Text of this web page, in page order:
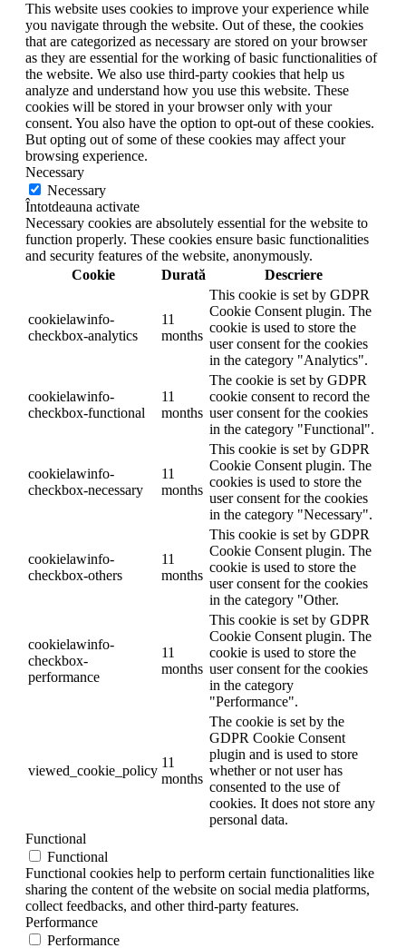
This website uses cookies to improve your experience while
you navigate through the website. Out of these, the cookies
that are categorized as necessary are stored on your browser
as they are essential for the working of basic functionalities of
the website. We also use third-party cookies that help us
analyze and understand how you use this website. These
cookies will be stored in your browser only with your
consent. You also have the option to opt-out of these cookies.
But opting out of some of these cookies may affect your
browsing experience.
Necessary
Necessary
Întotdeauna activate
Necessary cookies are absolutely essential for the website to
function properly. These cookies ensure basic functionalities
and security features of the website, anonymously.
Cookie
Durată Descriere
cookielawinfo-
checkbox-analytics
11
months
This cookie is set by GDPR
Cookie Consent plugin. The
cookie is used to store the
user consent for the cookies
in the category "Analytics".
cookielawinfo-
checkbox-functional
11
months
The cookie is set by GDPR
cookie consent to record the
user consent for the cookies
in the category "Functional".
cookielawinfo-
checkbox-necessary
11
months
This cookie is set by GDPR
Cookie Consent plugin. The
cookies is used to store the
user consent for the cookies
in the category "Necessary".
cookielawinfo-
checkbox-others
11
months
This cookie is set by GDPR
Cookie Consent plugin. The
cookie is used to store the
user consent for the cookies
in the category "Other.
cookielawinfo-
checkbox-
performance
11
months
This cookie is set by GDPR
Cookie Consent plugin. The
cookie is used to store the
user consent for the cookies
in the category
"Performance".
viewed_cookie_policy
11
months
The cookie is set by the
GDPR Cookie Consent
plugin and is used to store
whether or not user has
consented to the use of
cookies. It does not store any
personal data.
Functional
Functional
Functional cookies help to perform certain functionalities like
sharing the content of the website on social media platforms,
collect feedbacks, and other third-party features.
Performance
Performance